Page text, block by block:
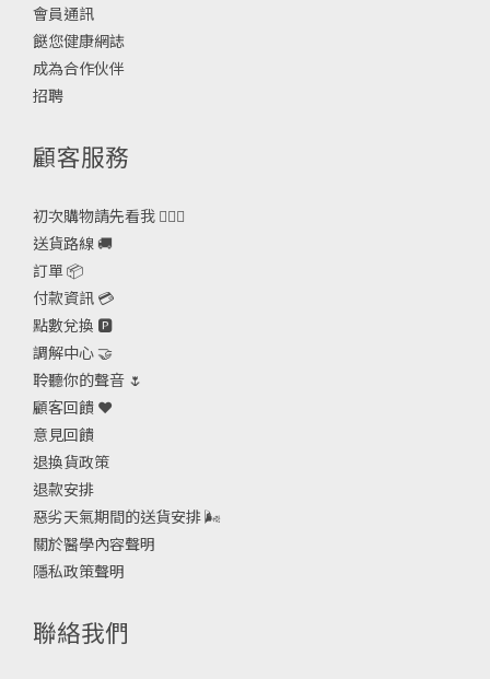
會員通訊
餸您健康網誌
成為合作伙伴
招聘
顧客服務
初次購物請先看我 🙋🏻‍♀️
送貨路線 🚚
訂單 📦
付款資訊 💳
點數兌換 🅿️
調解中心 🤝
聆聽你的聲音 🌷
顧客回饋 ❤️
意見回饋
退換貨政策
退款安排
惡劣天氣期間的送貨安排🌬
關於醫學內容聲明
隱私政策聲明
聯絡我們